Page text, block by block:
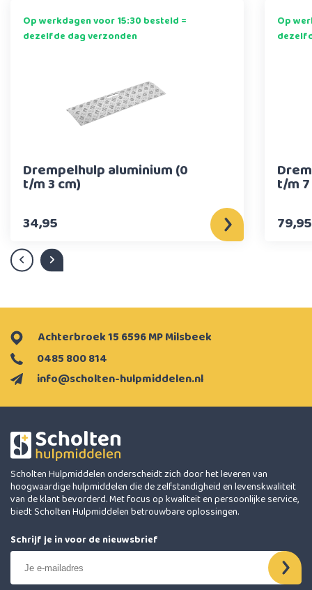
Op werkdagen voor 15:30 besteld =
dezelfde dag verzonden
Drempelhulp aluminium (0
t/m 3 cm)
34,95
Op
t/m
79,95
info@scholten-hulpmiddelen.nl
0485 800 814
Achterbroek 15 6596 MP Milsbeek
Scholten Hulpmiddelen onderscheidt zich door het leveren van
hoogwaardige hulpmiddelen die de zelfstandigheid en levenskwaliteit
van de klant bevorderd. Met focus op kwaliteit en persoonlijke service,
biedt Scholten Hulpmiddelen betrouwbare oplossingen.
Schrijf je in voor de nieuwsbrief